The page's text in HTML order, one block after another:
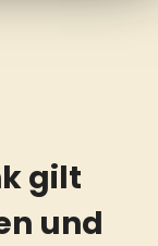
gilt
und